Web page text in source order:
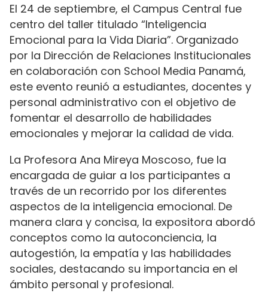
El 24 de septiembre, el Campus Central fue
centro del taller titulado “Inteligencia
Emocional para la Vida Diaria”. Organizado
por la Dirección de Relaciones Institucionales
en colaboración con School Media Panamá,
este evento reunió a estudiantes, docentes y
personal administrativo con el objetivo de
fomentar el desarrollo de habilidades
emocionales y mejorar la calidad de vida.
La Profesora Ana Mireya Moscoso, fue la
encargada de guiar a los participantes a
través de un recorrido por los diferentes
aspectos de la inteligencia emocional. De
manera clara y concisa, la expositora abordó
conceptos como la autoconciencia, la
autogestión, la empatía y las habilidades
sociales, destacando su importancia en el
ámbito personal y profesional.